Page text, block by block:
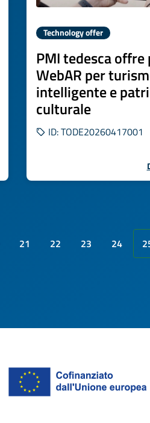
Technology offer
PMI tedesca
WebAR per
intelligente e
culturale
ID: TODE20260417001
21 22 23 24